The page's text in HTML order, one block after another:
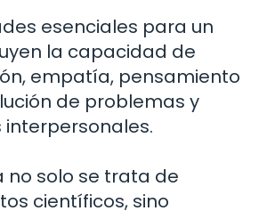
esenciales para un
la capacidad de
empatía, pensamiento
de problemas y
no solo se trata de
científicos, sino